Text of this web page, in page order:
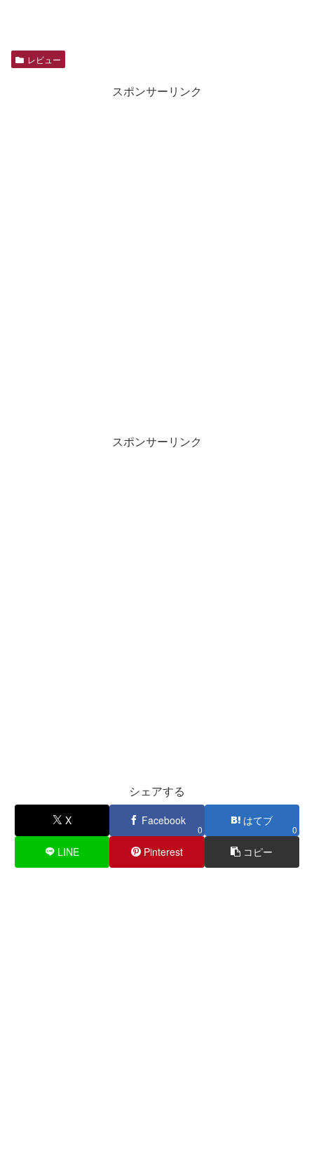
レビュー
スポンサーリンク
スポンサーリンク
シェアする
X Facebook
0
はてブ
0
LINE Pinterest コピー